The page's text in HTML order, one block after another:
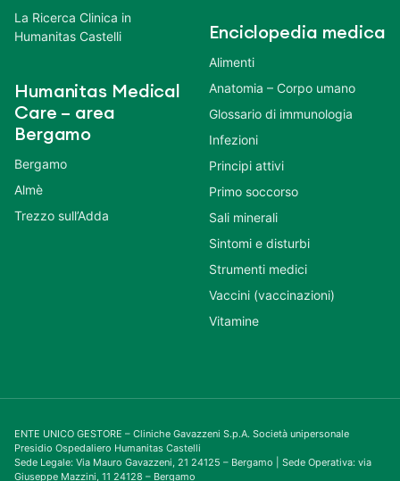
La Ricerca Clinica in
Humanitas Castelli
Humanitas Medical
Care – area
Bergamo
Bergamo
Almè
Trezzo sull’Adda
Enciclopedia medica
Alimenti
Anatomia – Corpo umano
Glossario di immunologia
Infezioni
Principi attivi
Primo soccorso
Sali minerali
Sintomi e disturbi
Strumenti medici
Vaccini (vaccinazioni)
Vitamine
ENTE UNICO GESTORE – Cliniche Gavazzeni S.p.A. Società unipersonale
Presidio Ospedaliero Humanitas Castelli
Sede Legale: Via Mauro Gavazzeni, 21 24125 – Bergamo | Sede Operativa: via
Giuseppe Mazzini, 11 24128 – Bergamo